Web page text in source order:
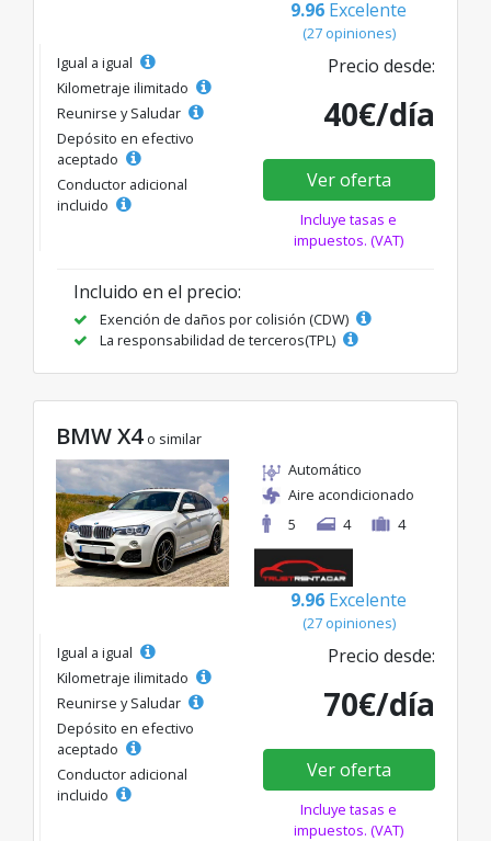
9.96 Excelente
(27 opiniones)
Igual a igual
Kilometraje ilimitado
Reunirse y Saludar
Depósito en efectivo
aceptado
Conductor adicional
incluido
Precio desde:
40€/día
Ver oferta
Incluye tasas e
impuestos. (VAT)
Incluido en el precio:
Exención de daños por colisión (CDW)
La responsabilidad de terceros(TPL)
BMW X4 o similar
Automático
Aire acondicionado
5
4 4
9.96 Excelente
(27 opiniones)
Igual a igual
Kilometraje ilimitado
Reunirse y Saludar
Depósito en efectivo
aceptado
Conductor adicional
incluido
Precio desde:
70€/día
Ver oferta
Incluye tasas e
impuestos. (VAT)